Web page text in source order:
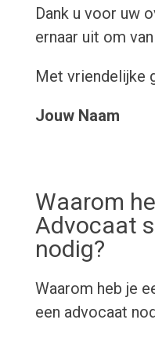
Dank u voor uw
ernaar uit om
Met vriendelijke
Jouw Naam
Waarom
Advocaat
nodig?
Waarom heb je
een advocaat